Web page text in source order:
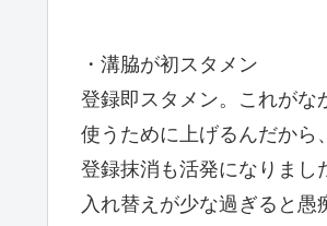
・溝脇が初スタメン
登録即スタメン。これがな
使うために上げるんだから
登録抹消も活発になりまし
入れ替えが少な過ぎると愚